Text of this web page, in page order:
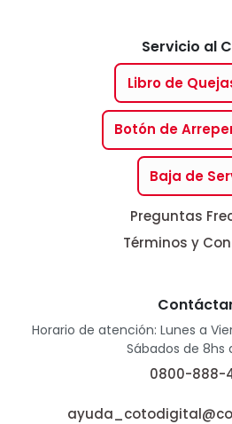
Servicio al
Libro de
Botón de
Baja de
Preguntas
Términos y
Horario de atención: Lunes a
Sábados de 8hs
0800-888-